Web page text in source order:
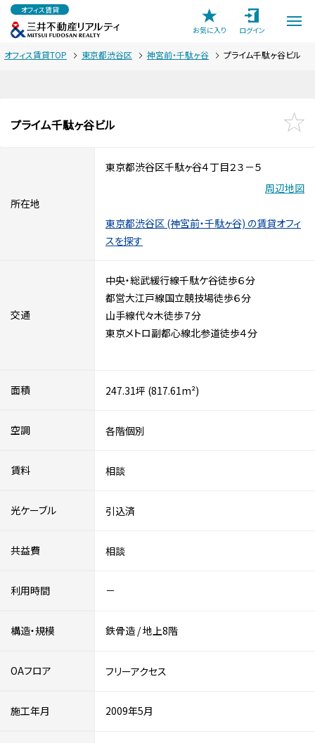
オフィス賃貸
お気に入り
ログイン
オフィス賃貸TOP 東京都渋谷区 神宮前・千駄ヶ谷 プライム千駄ヶ谷ビル
プライム千駄ヶ谷ビル
所在地
東京都渋谷区千駄ヶ谷４丁目２３－５
周辺地図
東京都渋谷区 (神宮前・千駄ヶ谷) の賃貸オフィ
スを探す
交通
中央・総武緩行線千駄ケ谷徒歩６分
都営大江戸線国立競技場徒歩６分
山手線代々木徒歩７分
東京メトロ副都心線北参道徒歩４分
面積 247.31坪 (817.61m²)
空調 各階個別
賃料 相談
光ケーブル 引込済
共益費 相談
利用時間 －
構造・規模 鉄骨造 /地上8階
OAフロア フリーアクセス
施工年月 2009年5月